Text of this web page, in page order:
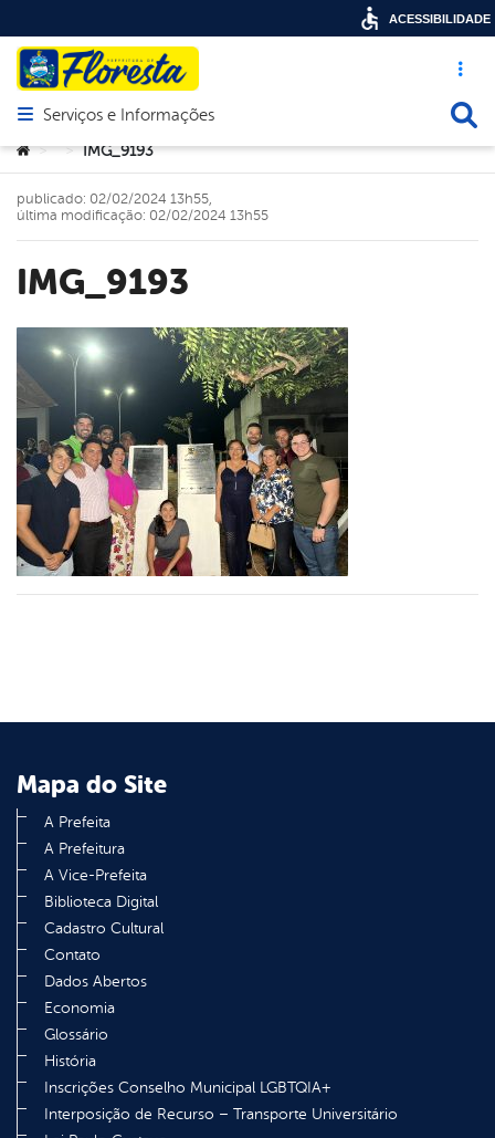
Acesso
Abrir menu principal de navegação
Serviços e Informações
Você está aqui:
> > IMG_9193
IMG_9193
publicado: 02/02/2024 13h55,
última modificação: 02/02/2024 13h55
Mapa do Site
A Prefeita
A Prefeitura
A Vice-Prefeita
Biblioteca Digital
Cadastro Cultural
Contato
Dados Abertos
Economia
Glossário
História
Inscrições Conselho Municipal LGBTQIA+
Interposição de Recurso – Transporte Universitário
ACESSIBILIDADE